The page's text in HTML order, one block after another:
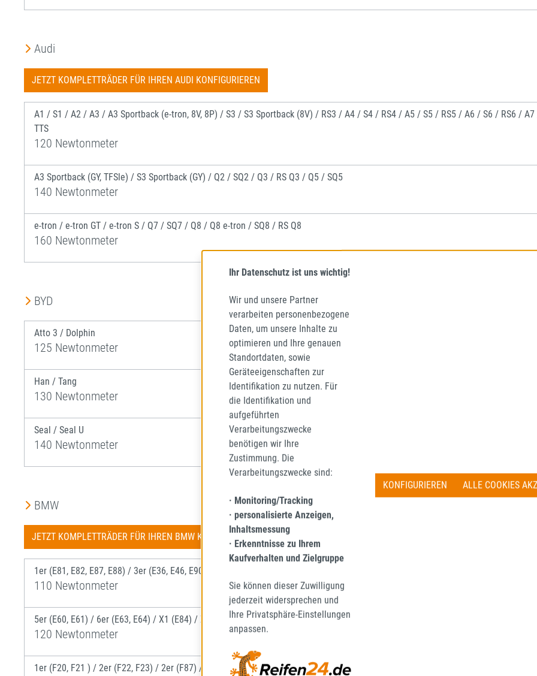
Audi
JETZT KOMPLETTRÄDER FÜR IHREN AUDI KONFIGURIEREN
A1 / S1 / A2 / A3 / A3 Sportback (e-tron, 8V, 8P) / S3 / S3 Sportback (8V) / RS3 / A4 / S4 / RS4 / A5 / S5 / RS5 / A6 / S6 / RS6 /
TTS
120 Newtonmeter
A3 Sportback (GY, TFSle) / S3 Sportback (GY) / Q2 / SQ2 / Q3 / RS Q3 / Q5 / SQ5
140 Newtonmeter
e-tron / e-tron GT / e-tron S / Q7 / SQ7 / Q8 / Q8 e-tron / SQ8 / RS Q8
160 Newtonmeter
BYD
Atto 3 / Dolphin
125 Newtonmeter
Han / Tang
130 Newtonmeter
Seal / Seal U
140 Newtonmeter
BMW
JETZT KOMPLETTRÄDER FÜR IHREN BMW KONFIGURIEREN
1er (E81, E82, E87, E88) / 3er (E36, E46, E90, E91 ) / 5er (E39) / 7er (E38) / Z8
110 Newtonmeter
5er (E60, E61) / 6er (E63, E64) / X1 (E84) / Z3 / Z4
120 Newtonmeter
1er (F20, F21 ) / 2er (F22, F23) / 2er (F87) / 3er (F30, F34, F80) / 4er (F32, F33, F36, F82, F83) / 5er (F07, F10, F11, F18, F70 ) /
Ihr Datenschutz ist uns wichtig!
Wir und unsere Partner
verarbeiten personenbezogene
Daten, um unsere Inhalte zu
optimieren und Ihre genauen
Standortdaten, sowie
Geräteeigenschaften zur
Identifikation zu nutzen. Für
die Identifikation und
aufgeführten
Verarbeitungszwecke
benötigen wir Ihre
Zustimmung. Die
Verarbeitungszwecke sind:
· Monitoring/Tracking
· personalisierte Anzeigen,
Inhaltsmessung
· Erkenntnisse zu Ihrem
Kaufverhalten und Zielgruppe
Sie können dieser Zuwilligung
jederzeit widersprechen und
Ihre Privatsphäre-Einstellungen
anpassen.
KONFIGURIEREN ALLE COOKIES